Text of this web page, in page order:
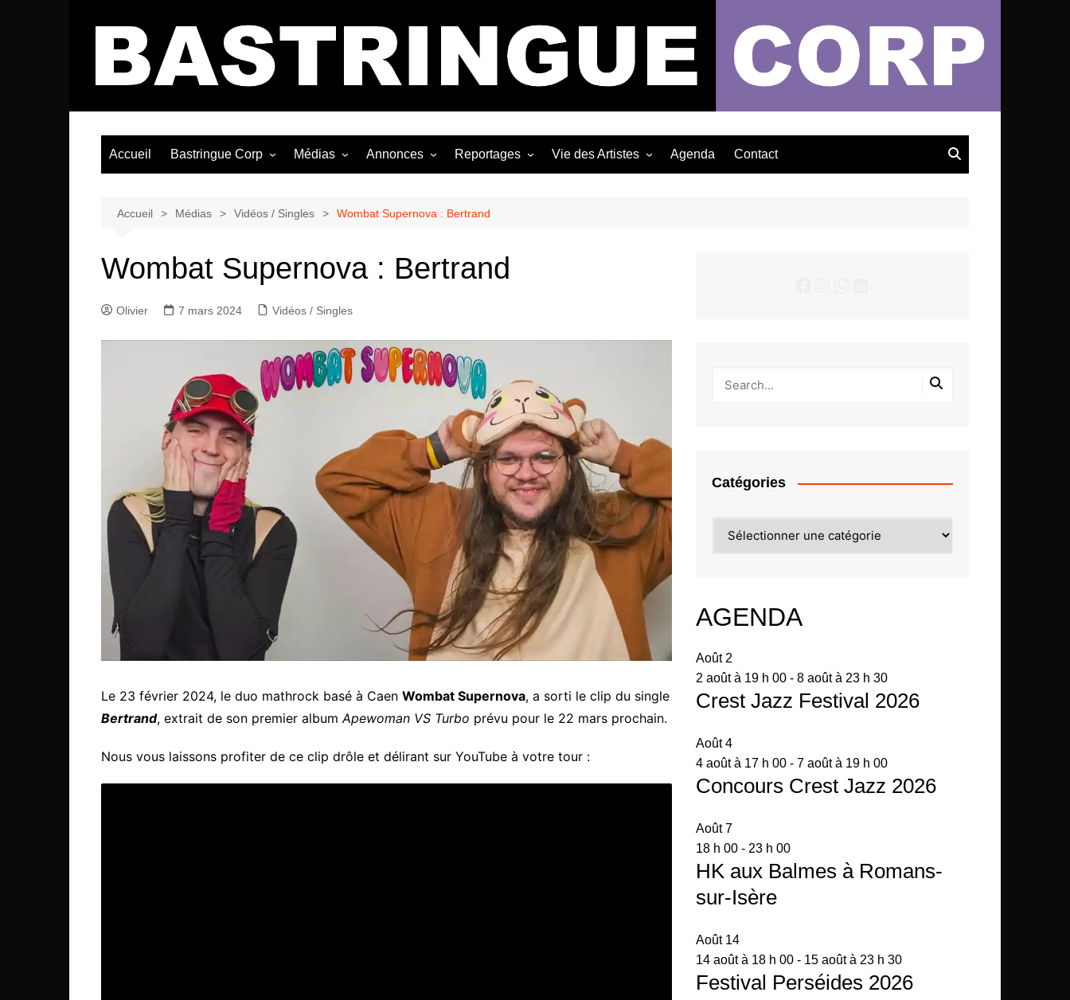
Bastringue Corp – Actualités Musicales
Accueil Bastringue Corp Médias
Albums / EP
Annonces
Les Concerts
Reportages
Photographies
Vie des Artistes Agenda Contact
Accueil Médias Vidéos / Singles Wombat Supernova : Bertrand
Wombat Supernova : Bertrand
Olivier 7 mars 2024 Vidéos / Singles
Le 23 février 2024, le duo mathrock basé à Caen Wombat Supernova, a sorti le clip du single
Bertrand, extrait de son premier albumApewoman VS Turbo prévu pour le 22 mars prochain.
Nous vous laissons profiter de ce clip drôle et délirant sur YouTube à votre tour :
Catégories
AGENDA
Août 2
2 août à 19 h 00- 8 août à 23 h 30
Crest Jazz Festival 2026
Août4
4 août à 17 h 00- 7 août à 19 h 00
Concours Crest Jazz 2026
Août7
18 h 00- 23 h 00
HK aux Balmes à Romans-
sur-Isère
Août 14
14 août à 18 h 00- 15 août à 23 h 30
Festival Perséides 2026